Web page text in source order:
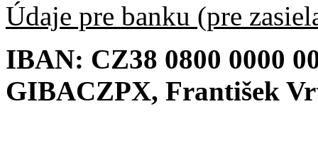
Údaje pre banku (pre
IBAN: CZ38 0800 0000
GIBACZPX, František